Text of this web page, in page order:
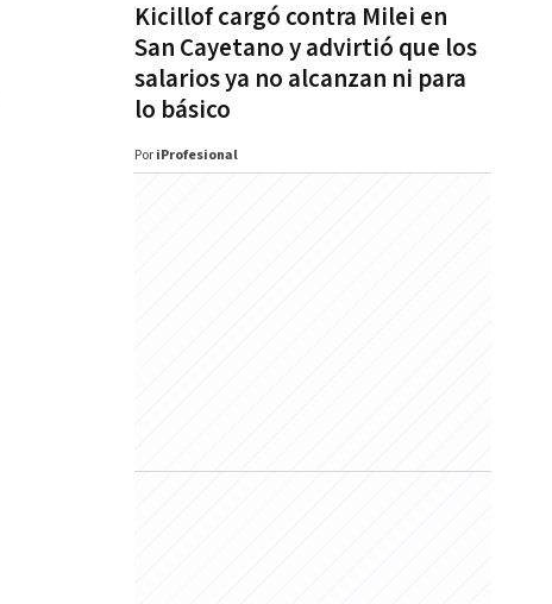
Kicillof cargó contra Milei en
San Cayetano y advirtió que los
salarios ya no alcanzan ni para
lo básico
Por iProfesional